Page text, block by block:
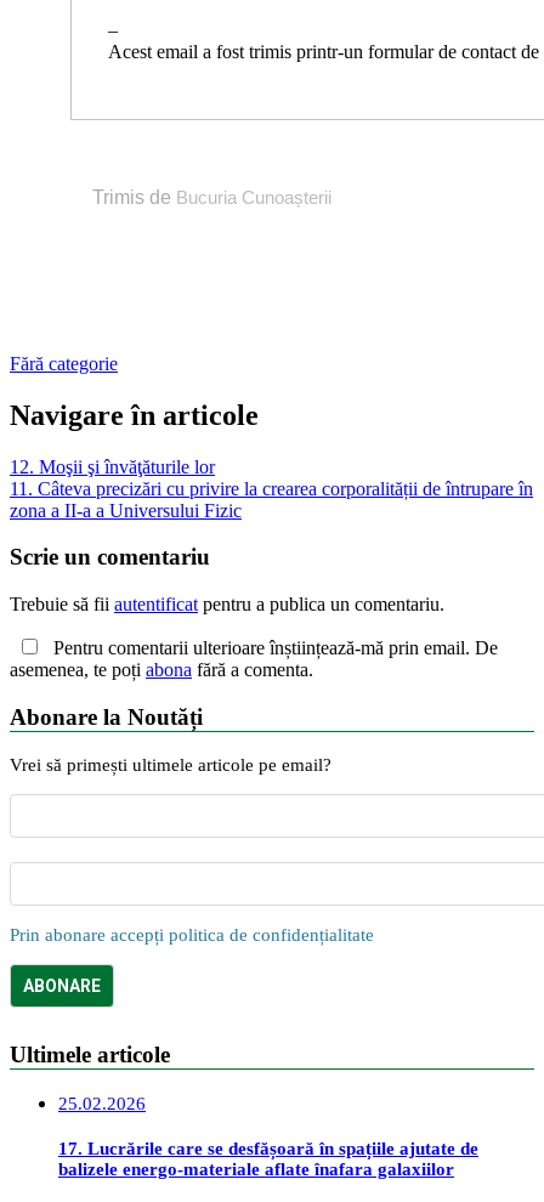
–
Acest email a fost trimis printr-un formular de contact
Trimis de Bucuria Cunoașterii
Fără categorie
Navigare în articole
12. Moşii şi învăţăturile lor
11. Câteva precizări cu privire la crearea corporalității de întrupare în
zona a II-a a Universului Fizic
Scrie un comentariu
Trebuie să fii autentificat pentru a publica un comentariu.
Pentru comentarii ulterioare înștiințează-mă prin email. De
asemenea, te poți abona fără a comenta.
Abonare la Noutăți
Vrei să primești ultimele articole pe email?
Prin abonare accepți politica de confidențialitate
Ultimele articole
25.02.2026
17. Lucrările care se desfășoară în spațiile ajutate de
balizele energo-materiale aflate înafara galaxiilor